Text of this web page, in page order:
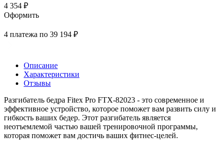
4 354 ₽
Оформить
4 платежа по 39 194 ₽
Описание
Характеристики
Отзывы
Разгибатель бедра Fitex Pro FTX-82023 - это современное и
эффективное устройство, которое поможет вам развить силу и
гибкость ваших бедер. Этот разгибатель является
неотъемлемой частью вашей тренировочной программы,
которая поможет вам достичь ваших фитнес-целей.